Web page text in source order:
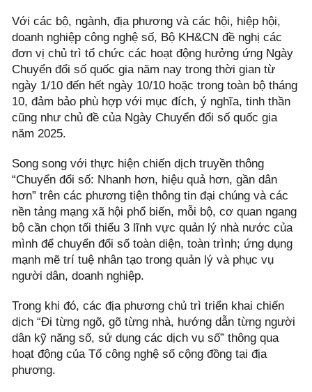
Với các bộ, ngành, địa phương và các hội, hiệp hội,
doanh nghiệp công nghệ số, Bộ KH&CN đề nghị các
đơn vị chủ trì tổ chức các hoạt động hưởng ứng Ngày
Chuyển đổi số quốc gia năm nay trong thời gian từ
ngày 1/10 đến hết ngày 10/10 hoặc trong toàn bộ tháng
10, đảm bảo phù hợp với mục đích, ý nghĩa, tinh thần
cũng như chủ đề của Ngày Chuyển đổi số quốc gia
năm 2025.
Song song với thực hiện chiến dịch truyền thông
“Chuyển đổi số: Nhanh hơn, hiệu quả hơn, gần dân
hơn” trên các phương tiện thông tin đại chúng và các
nền tảng mạng xã hội phổ biến, mỗi bộ, cơ quan ngang
bộ cần chọn tối thiểu 3 lĩnh vực quản lý nhà nước của
mình để chuyển đổi số toàn diện, toàn trình; ứng dụng
mạnh mẽ trí tuệ nhân tạo trong quản lý và phục vụ
người dân, doanh nghiệp.
Trong khi đó, các địa phương chủ trì triển khai chiến
dịch “Đi từng ngõ, gõ từng nhà, hướng dẫn từng người
dân kỹ năng số, sử dụng các dịch vụ số” thông qua
hoạt động của Tổ công nghệ số cộng đồng tại địa
phương.